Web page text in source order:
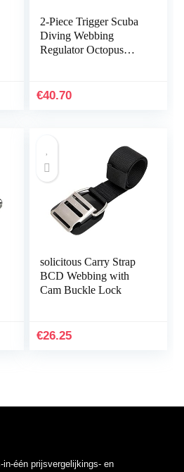
2-Piece Trigger Scuba
Diving Webbing
Regulator Octopus
Multi-Colored)
€40.70
solicitous Carry Strap
BCD Webbing with
Cam Buckle Lock
€26.25
in-één prijsvergelijkings- en